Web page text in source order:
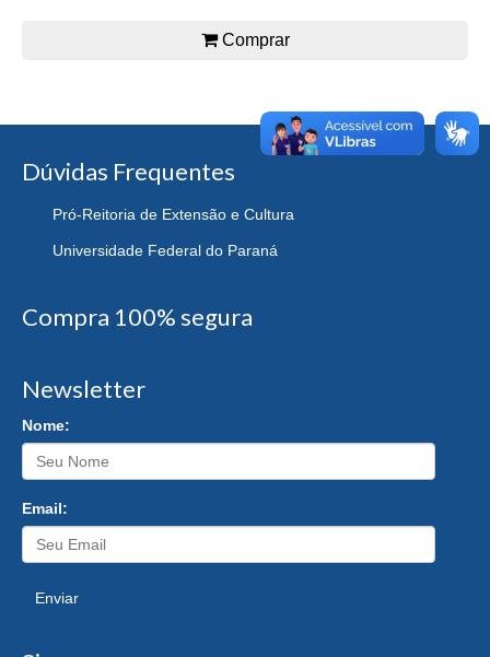
Comprar
Dúvidas Frequentes
Pró-Reitoria de Extensão e Cultura
Universidade Federal do Paraná
Compra 100% segura
Newsletter
Nome:
Email:
Enviar